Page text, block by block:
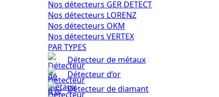
Nos détecteurs GER DETECT
Nos détecteurs LORENZ
Nos détecteurs OKM
Nos détecteurs VERTEX
PAR TYPES
Détecteur de métaux
Détecteur d’or
Détecteur de diamant